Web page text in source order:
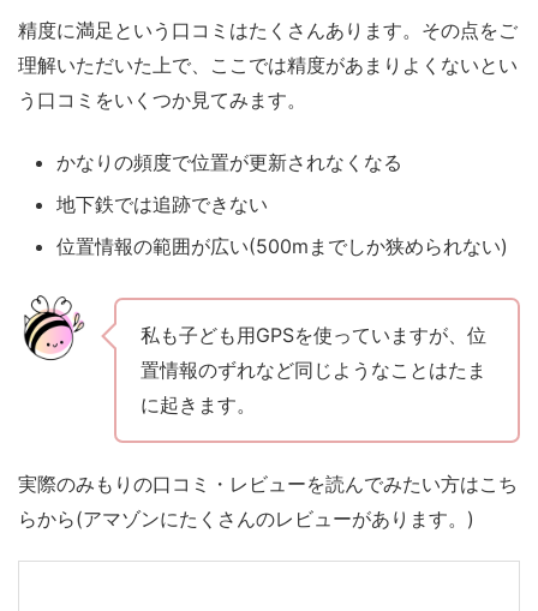
精度に満足という口コミはたくさんあります。 その点をご
理解いただいた上で、ここでは精度があまりよくないとい
う口コミをいくつか見てみます。
かなりの頻度で位置が更新されなくなる
地下鉄では追跡できない
位置情報の範囲が広い(500mまでしか狭められない)
私も子ども用GPSを使っていますが、位
置情報のずれなど同じようなことはたま
に起きます。
実際のみもりの口コミ・レビューを読んでみたい方はこち
らから(アマゾンにたくさんのレビューがあります。)